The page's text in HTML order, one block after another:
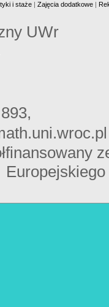
i staże Zajęcia dodatkowe
UWr